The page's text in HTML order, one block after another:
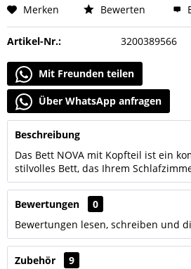
Merken Bewerten
Artikel-Nr.: 3200389566
Mit Freunden teilen
Über WhatsApp anfragen
Beschreibung
Das Bett NOVA mit Kopfteil ist ein
stilvolles Bett, das Ihrem
Bewertungen
0
Bewertungen lesen, schreiben und
Zubehör 9